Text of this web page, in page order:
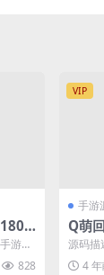
最
端+
游
最
828
VIP
手游
Q萌
辰】
服务
源码描
星辰】
+GM授
4